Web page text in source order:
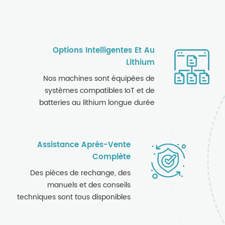
Options Intelligentes Et Au
Lithium
Nos machines sont équipées de
systèmes compatibles IoT et de
batteries au lithium longue durée
Assistance Après-Vente
Complète
Des pièces de rechange, des
manuels et des conseils
techniques sont tous disponibles